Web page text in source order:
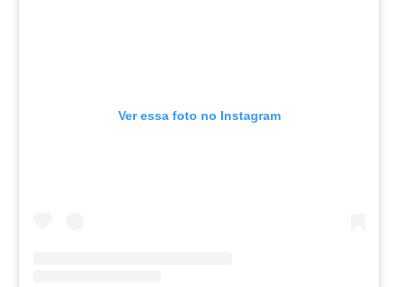
Ver essa foto no Instagram